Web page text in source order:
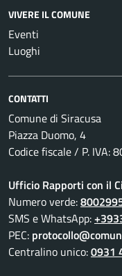
VIVERE IL COMUNE
Eventi
Luoghi
CONTATTI
Comune di Siracusa
Piazza Duomo, 4
Codice fiscale / P.
Ufficio Rapporti con il
Numero verde:
SMS e WhatsApp:
PEC:
Centralino unico:0931